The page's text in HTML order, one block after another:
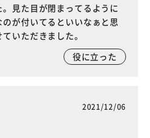
見た目が閉まってるように
が付いてるといいなぁと思
いただきました。
役に立った
2021/12/06